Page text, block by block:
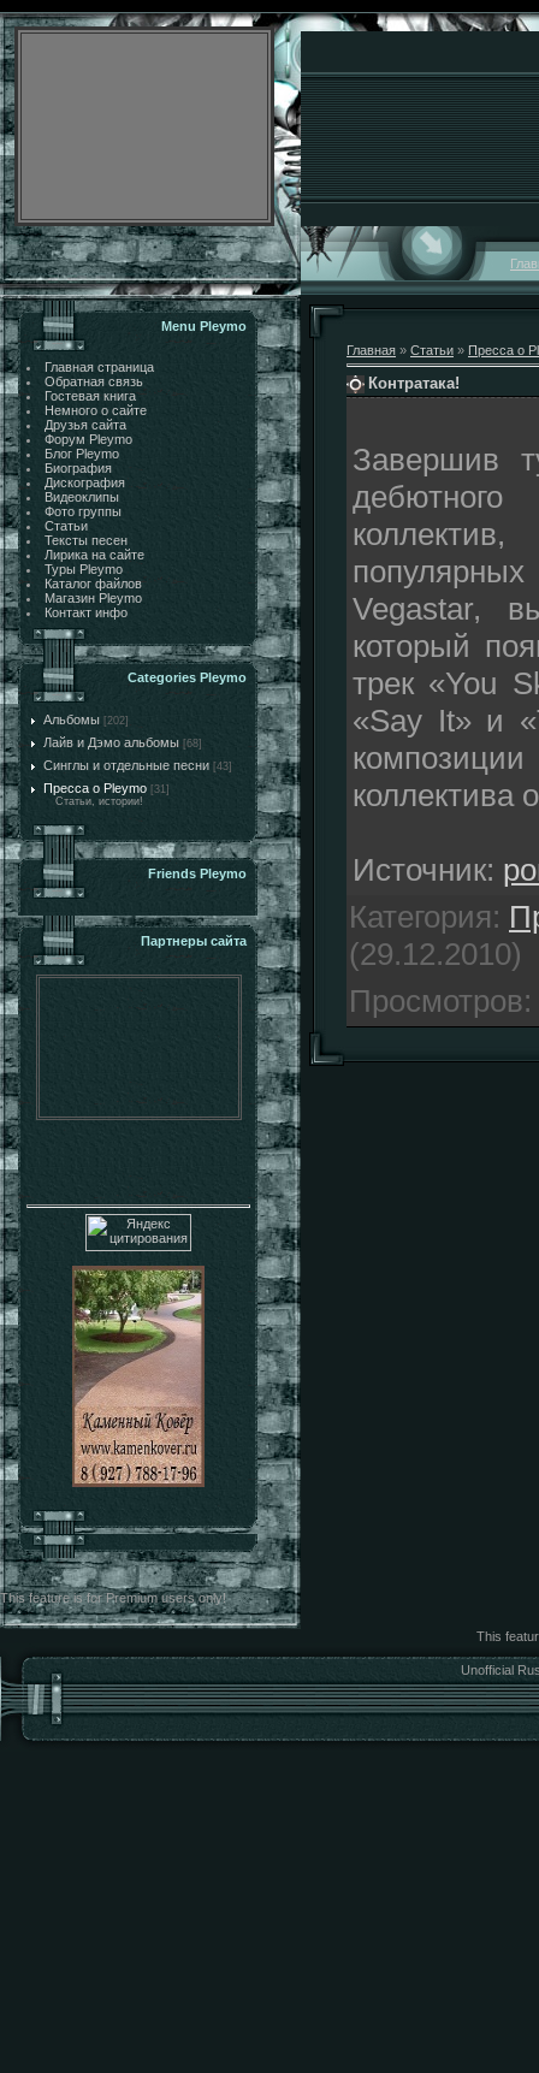
Menu Pleymo
Главная страница
Обратная связь
Гостевая книга
Немного о сайте
Друзья сайта
Форум Pleymo
Блог Pleymo
Биография
Дискография
Видеоклипы
Фото группы
Статьи
Тексты песен
Лирика на сайте
Туры Pleymo
Каталог файлов
Магазин Pleymo
Контакт инфо
Categories Pleymo
Альбомы [202]
Лайв и Дэмо альбомы [68]
Синглы и отдельные песни [43]
Пресса о Pleymo [31]
Статьи, истории!
Friends Pleymo
Партнеры сайта
This feature is for Premium users only!
Главная » Статьи » Пресса о
Контратака!
Завершив
Vegastar,
который
трек «You
«Say It» и
коллектива
Источник:
Категория:
(29.12.2010)
Просмотров:
This
Unofficial